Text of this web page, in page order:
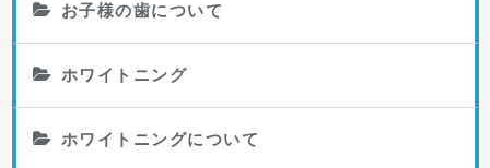
お子様の歯について
ホワイトニング
ホワイトニングについて